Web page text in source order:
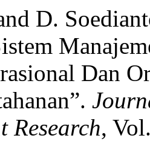
D.
Dan
Research,